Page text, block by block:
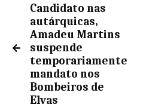
Candidato nas
autárquicas,
Amadeu Martins
suspende
temporariamente
mandato nos
Bombeiros de
Elvas